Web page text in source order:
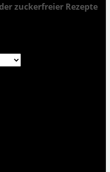
zuckerfreier Rezepte